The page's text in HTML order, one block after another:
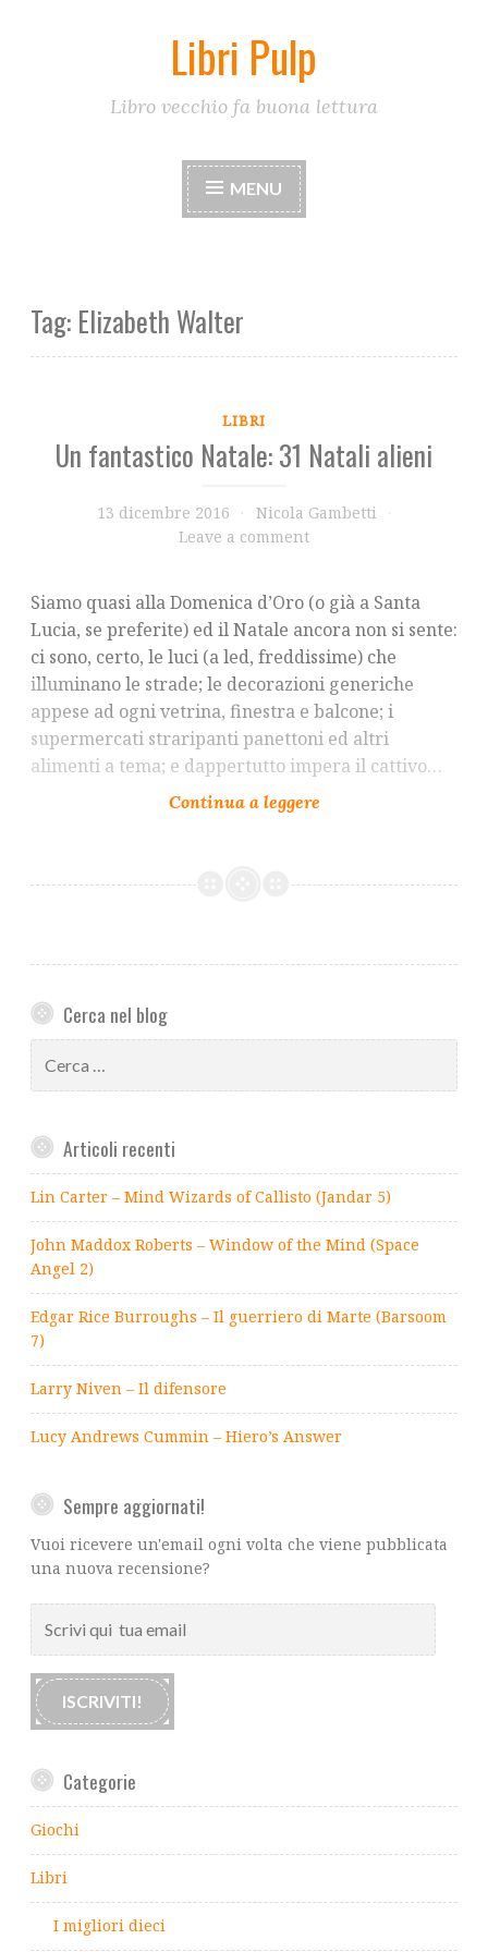
Libri Pulp
Libro vecchio fa buona lettura
MENU
Tag: Elizabeth Walter
LIBRI
Un fantastico Natale: 31 Natali alieni
13 dicembre 2016
Nicola Gambetti
Leave a comment
Siamo quasi alla Domenica d’Oro (o già a Santa
Lucia, se preferite) ed il Natale ancora non si sente:
ci sono, certo, le luci (a led, freddissime) che
illuminano le strade; le decorazioni generiche
appese ad ogni vetrina, finestra e balcone; i
supermercati straripanti panettoni ed altri
alimenti a tema; e dappertutto impera il cattivo…
Cerca nel blog
per:
Articoli recenti
Lin Carter – Mind Wizards of Callisto (Jandar 5)
John Maddox Roberts – Window of the Mind (Space
Angel 2)
Edgar Rice Burroughs – Il guerriero di Marte (Barsoom
7)
Larry Niven – Il difensore
Lucy Andrews Cummin – Hiero’s Answer
Sempre aggiornati!
Vuoi ricevere un'email ogni volta che viene pubblicata
una nuova recensione?
qui
tua
email
ISCRIVITI!
Categorie
Giochi
Libri
I migliori dieci